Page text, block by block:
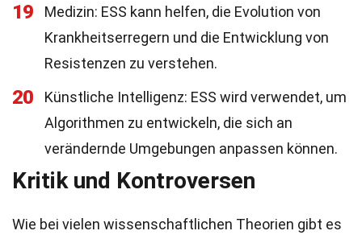
19
Medizin: ESS kann helfen, die Evolution von
Krankheitserregern und die Entwicklung von
Resistenzen zu verstehen.
20
Künstliche Intelligenz: ESS wird verwendet, um
Algorithmen zu entwickeln, die sich an
verändernde Umgebungen anpassen können.
Kritik und Kontroversen
Wie bei vielen wissenschaftlichen Theorien gibt es